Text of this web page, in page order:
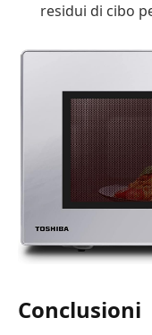
residui di cibo
Conclusioni